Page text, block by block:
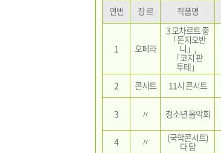
연번 장 르 작품명
1 오페라
3 모차르트 중
「돈지오반
니」,
「코지 판
투테」
2 콘서트 11시 콘서트
3
〃 청소년 음악회
4
〃 (국악콘서트)
다 담